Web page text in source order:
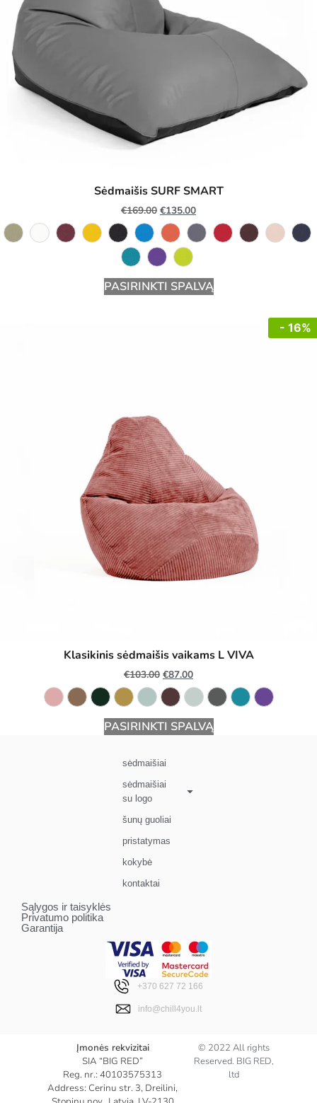
Sėdmaišis SURF SMART
€169.00 €135.00
PASIRINKTI SPALVĄ
- 16%
Klasikinis sėdmaišis vaikams L VIVA
€103.00 €87.00
PASIRINKTI SPALVĄ
sėdmaišiai
sėdmaišiai
su logo
šunų guoliai
pristatymas
kokybė
kontaktai
Sąlygos ir taisyklės
Privatumo politika
Garantija
+370 627 72 166
info@chill4you.lt
Įmonės rekvizitai
SIA “BIG RED”
Reg. nr.: 40103575313
Address: Cerinu str. 3, Dreilini,
© 2022 All rights
Reserved. BIG RED,
ltd